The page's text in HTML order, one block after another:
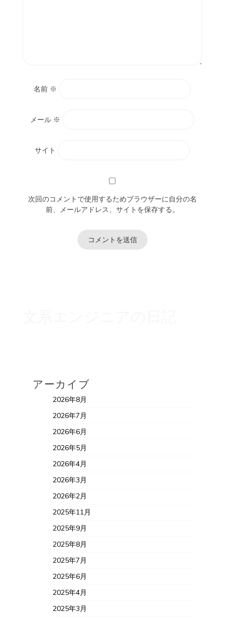
名前 ※
メール ※
サイト
次回のコメントで使用するためブラウザーに自分の名
前、メールアドレス、サイトを保存する。
アーカイブ
2026年8月
2026年7月
2026年6月
2026年5月
2026年4月
2026年3月
2026年2月
2025年11月
2025年9月
2025年8月
2025年7月
2025年6月
2025年4月
2025年3月